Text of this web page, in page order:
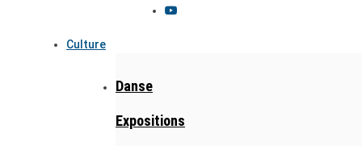
Culture
Danse
Expositions